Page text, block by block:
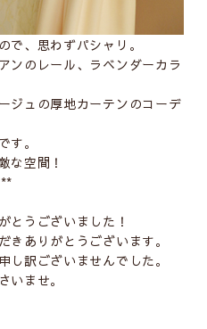
で、思わずパシャリ。
ンのレール、ラベンダーカラ
ジュの厚地カーテンのコーデ
す。
な空間！
とうございました！
きありがとうございます。
し訳ございませんでした。
いませ。